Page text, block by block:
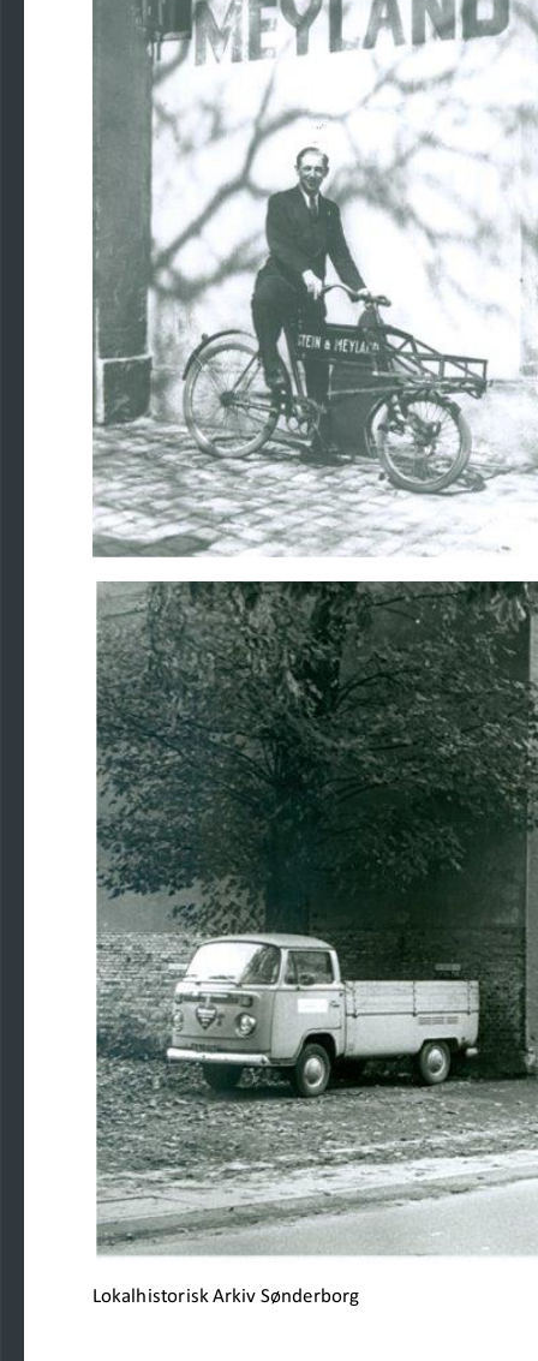
Lokalhistorisk Arkiv Sønderborg